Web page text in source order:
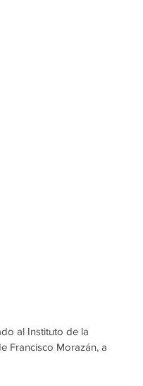
al Instituto de la
Francisco Morazán, a